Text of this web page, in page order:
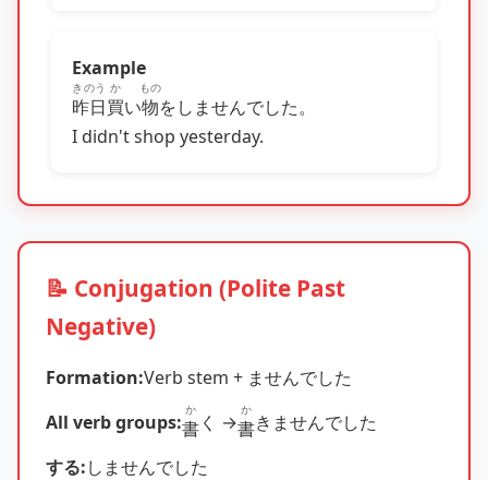
Example
昨日
きのう
買
か
い物
もの
をしませんでした。
I didn't shop yesterday.
📝 Conjugation (Polite Past
Negative)
Formation:Verb stem + ませんでした
All verb groups:書
か
く →書
か
きませんでした
する:しませんでした